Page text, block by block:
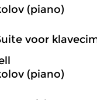
(piano)
voor
(piano)